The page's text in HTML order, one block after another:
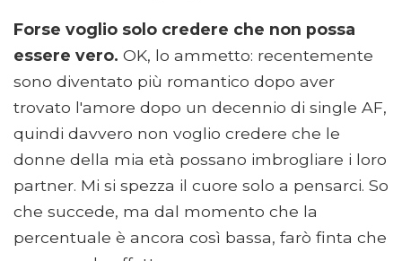
Forse voglio solo credere che non possa
essere vero. OK, lo ammetto: recentemente
sono diventato più romantico dopo aver
trovato l'amore dopo un decennio di single AF,
quindi davvero non voglio credere che le
donne della mia età possano imbrogliare i loro
partner. Mi si spezza il cuore solo a pensarci. So
che succede, ma dal momento che la
percentuale è ancora così bassa, farò finta che